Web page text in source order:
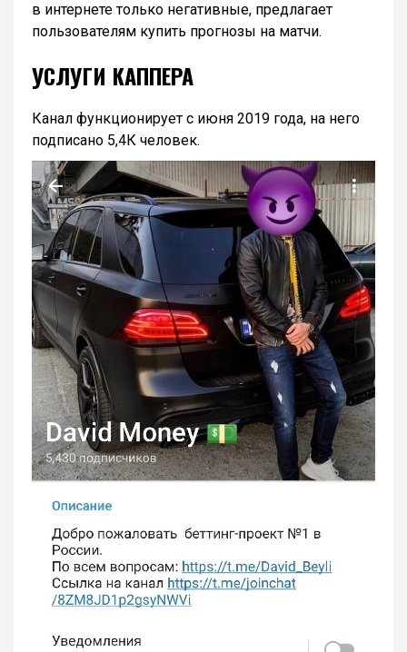
в интернете только негативные, предлагает
пользователям купить прогнозы на матчи.
УСЛУГИ КАППЕРА
Канал функционирует с июня 2019 года, на него
подписано 5,4К человек.